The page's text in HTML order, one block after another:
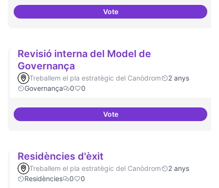
VoteProjectes de recerca
Revisió interna del Model de
Governança
Treballem el pla estratègic del Canòdrom
2 anys
Governança
0 0
VoteRevisió interna del Model de
Residències d'èxit
Treballem el pla estratègic del Canòdrom
2 anys
Residències
0 0